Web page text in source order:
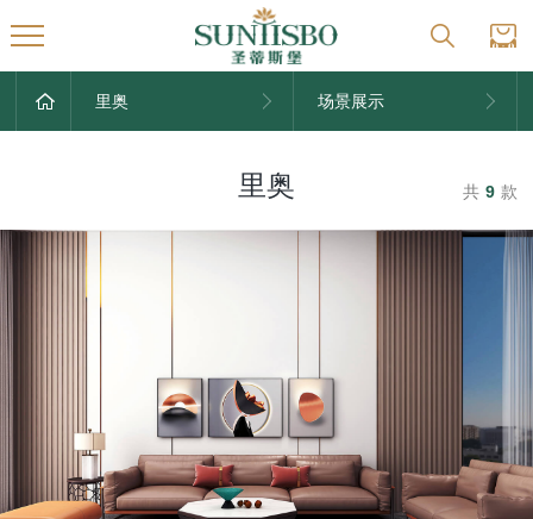
里奥 场景展示
里奥 共 9 款